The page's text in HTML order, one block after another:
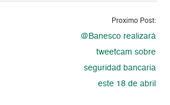
Proximo Post:
@Banesco realizará
tweetcam sobre
seguridad bancaria
este 18 de abril